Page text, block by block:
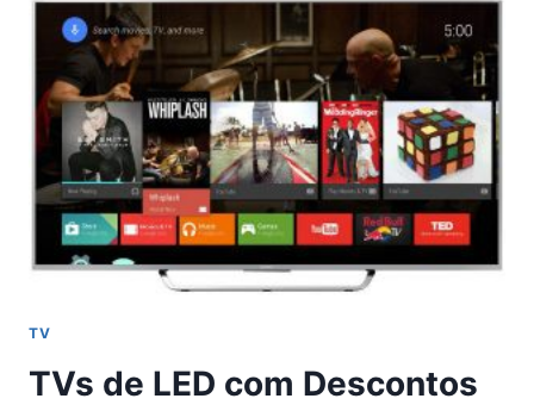
TVS
LED
COM
DESCONTO
TV
TVs de LED com Descontos